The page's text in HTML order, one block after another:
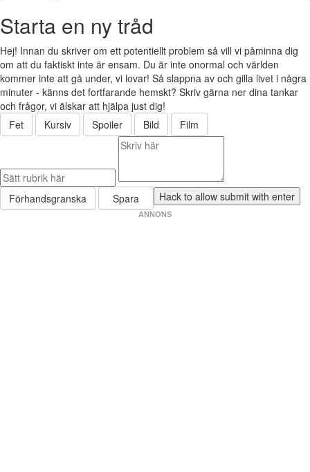
Starta en ny tråd
Hej! Innan du skriver om ett potentiellt problem så vill vi påminna dig
om att du faktiskt inte är ensam. Du är inte onormal och världen
kommer inte att gå under, vi lovar! Så slappna av och gilla livet i några
minuter - känns det fortfarande hemskt? Skriv gärna ner dina tankar
och frågor, vi älskar att hjälpa just dig!
Fet
Kursiv Spoiler Bild Film
Förhandsgranska Spara
ANNONS